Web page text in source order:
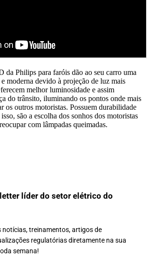
da Philips para faróis dão ao seu carro uma
moderna devido à projeção de luz mais
melhor luminosidade e assim
do trânsito, iluminando os pontos onde mais
os outros motoristas. Possuem durabilidade
são a escolha dos sonhos dos motoristas
com lâmpadas queimadas.
líder do setor elétrico do
notícias, treinamentos, artigos de
regulatórias diretamente na sua
semana!